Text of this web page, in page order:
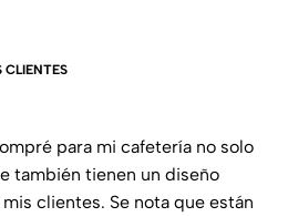
CLIENTES
para mi cafetería no solo
también tienen un diseño
clientes. Se nota que están